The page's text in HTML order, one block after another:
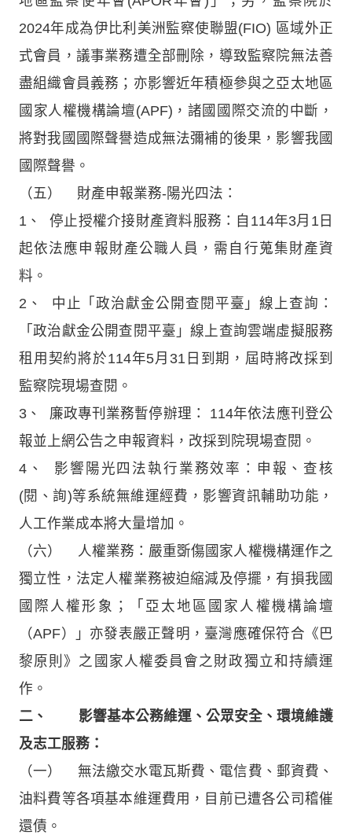
2024年成為伊比利美洲監察使聯盟(FIO) 區域外正
式會員，議事業務遭全部刪除，導致監察院無法善
盡組織會員義務；亦影響近年積極參與之亞太地區
國家人權機構論壇(APF)，諸國國際交流的中斷，
將對我國國際聲譽造成無法彌補的後果，影響我國
國際聲譽。
（五） 財產申報業務-陽光四法：
1、 停止授權介接財產資料服務：自114年3月1日
起依法應申報財產公職人員，需自行蒐集財產資
料。
2、 中止「政治獻金公開查閱平臺」線上查詢：
「政治獻金公開查閱平臺」線上查詢雲端虛擬服務
租用契約將於114年5月31日到期，屆時將改採到
監察院現場查閱。
3、 廉政專刊業務暫停辦理： 114年依法應刊登公
報並上網公告之申報資料，改採到院現場查閱。
4、 影響陽光四法執行業務效率：申報、查核
(閱、詢)等系統無維運經費，影響資訊輔助功能，
人工作業成本將大量增加。
（六） 人權業務：嚴重斲傷國家人權機構運作之
獨立性，法定人權業務被迫縮減及停擺，有損我國
國際人權形象；「亞太地區國家人權機構論壇
（APF）」亦發表嚴正聲明，臺灣應確保符合《巴
黎原則》之國家人權委員會之財政獨立和持續運
作。
二、 影響基本公務維運、公眾安全、環境維護
及志工服務：
（一） 無法繳交水電瓦斯費、電信費、郵資費、
油料費等各項基本維運費用，目前已遭各公司稽催
還債。